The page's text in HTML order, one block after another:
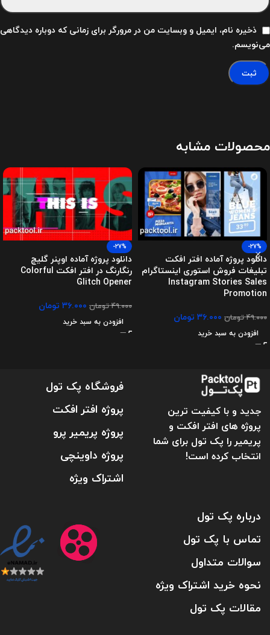
ذخیره نام، ایمیل و وبسایت من در مرورگر برای زمانی که دوباره دیدگاهی
می‌نویسم.
محصولات مشابه
-27%
دانلود پروژه آماده افتر افکت
تبلیغات فروش استوری اینستاگرام
Instagram Stories Sales
Promotion
۴۹.۰۰۰تومان ۳۶.۰۰۰ تومان
افزودن به سبد خرید
-27%
دانلود پروژه آماده اوپنر گلیچ
رنگارنگ در افتر افکت Colorful
Glitch Opener
۴۹.۰۰۰تومان ۳۶.۰۰۰ تومان
افزودن به سبد خرید
جدید و با کیفیت ترین
پروژه های افتر افکت و
پریمیر را پک تول برای شما
انتخاب کرده است!
فروشگاه پک تول
پروژه افتر افکت
پروژه پریمیر پرو
پروژه داوینچی
اشتراک ویژه
درباره پک تول
تماس با پک تول
سوالات متداول
نحوه خرید اشتراک ویژه
مقالات پک تول